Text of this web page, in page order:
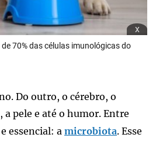
x
70% das células imunológicas do
Do outro, o cérebro, o
pele e até o humor. Entre
essencial: a microbiota. Esse